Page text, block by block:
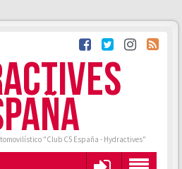
"Club C5 España - Hydractives"